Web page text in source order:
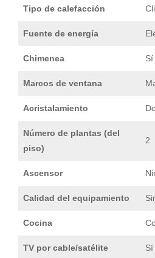
Tipo de calefacción
Fuente de energía
Chimenea Sí
Marcos de ventana
Acristalamiento
Número de plantas (del
piso)
2
Ascensor
Calidad del equipamiento
Cocina
TV por cable/satélite Sí